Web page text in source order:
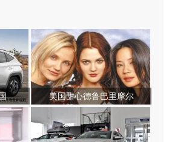
美国甜心德鲁巴里摩尔